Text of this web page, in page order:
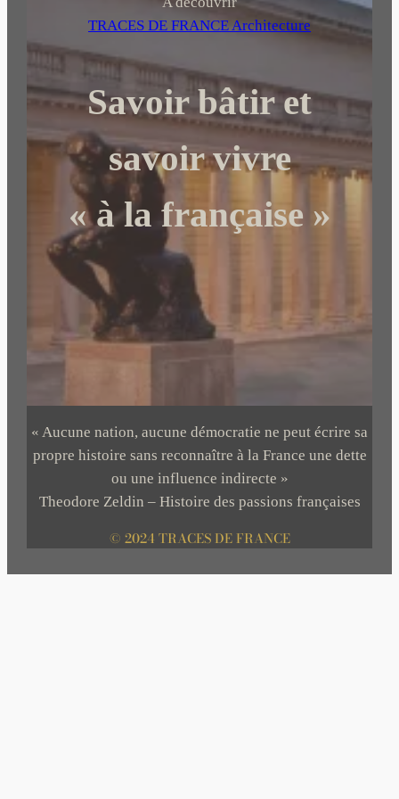
r
c
h
r
TRACES DE FRANCE Architecture
Savoir bâtir et
savoir vivre
« à la française »
« Aucune nation, aucune démocratie ne peut écrire sa
propre histoire sans reconnaître à la France une dette
ou une influence indirecte »
Theodore Zeldin – Histoire des passions françaises
© 2024 TRACES DE FRANCE